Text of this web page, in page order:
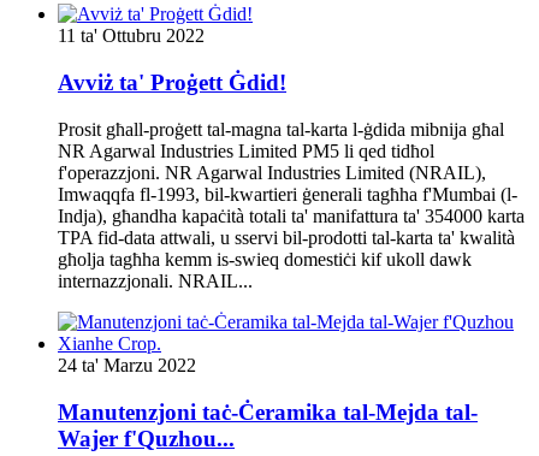
11 ta' Ottubru 2022
Avviż ta' Proġett Ġdid!
Prosit għall-proġett tal-magna tal-karta l-ġdida mibnija għal
NR Agarwal Industries Limited PM5 li qed tidħol
f'operazzjoni. NR Agarwal Industries Limited (NRAIL),
Imwaqqfa fl-1993, bil-kwartieri ġenerali tagħha f'Mumbai (l-
Indja), għandha kapaċità totali ta' manifattura ta' 354000 karta
TPA fid-data attwali, u sservi bil-prodotti tal-karta ta' kwalità
għolja tagħha kemm is-swieq domestiċi kif ukoll dawk
internazzjonali. NRAIL...
24 ta' Marzu 2022
Manutenzjoni taċ-Ċeramika tal-Mejda tal-
Wajer f'Quzhou...